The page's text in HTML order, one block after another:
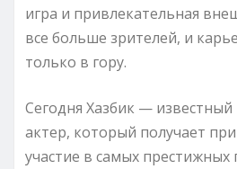
игра и привлекательная
все больше зрителей, и
только в гору.
Сегодня Хазбик —
актер, который получает
участие в самых престижных